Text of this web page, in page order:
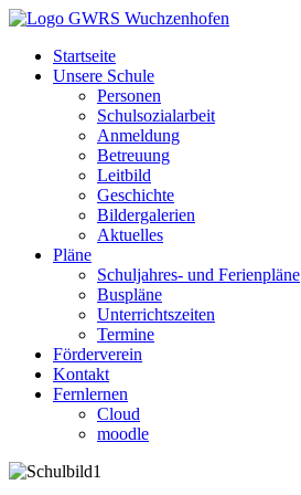
Startseite
Unsere Schule
Personen
Schulsozialarbeit
Anmeldung
Betreuung
Leitbild
Geschichte
Bildergalerien
Aktuelles
Pläne
Schuljahres- und Ferienpläne
Buspläne
Unterrichtszeiten
Termine
Förderverein
Kontakt
Fernlernen
Cloud
moodle